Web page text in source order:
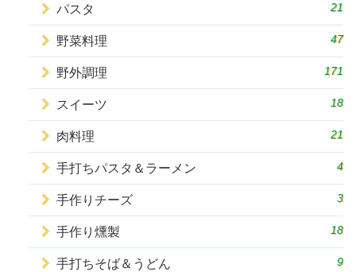
パスタ 21
野菜料理 47
野外調理 171
スイーツ 18
肉料理 21
手打ちパスタ＆ラーメン 4
手作りチーズ 3
手作り燻製 18
手打ちそば＆うどん 9